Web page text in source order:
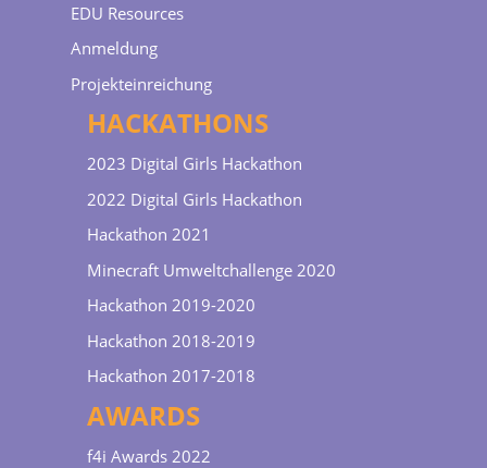
EDU Resources
Anmeldung
Projekteinreichung
HACKATHONS
2023 Digital Girls Hackathon
2022 Digital Girls Hackathon
Hackathon 2021
Minecraft Umweltchallenge 2020
Hackathon 2019-2020
Hackathon 2018-2019
Hackathon 2017-2018
AWARDS
f4i Awards 2022